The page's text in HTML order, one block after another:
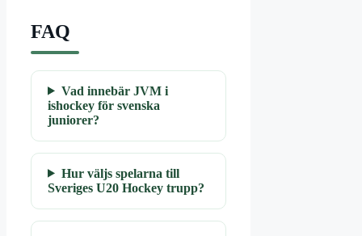
FAQ
Vad innebär JVM i
ishockey för svenska
juniorer?
Hur väljs spelarna till
Sveriges U20 Hockey trupp?